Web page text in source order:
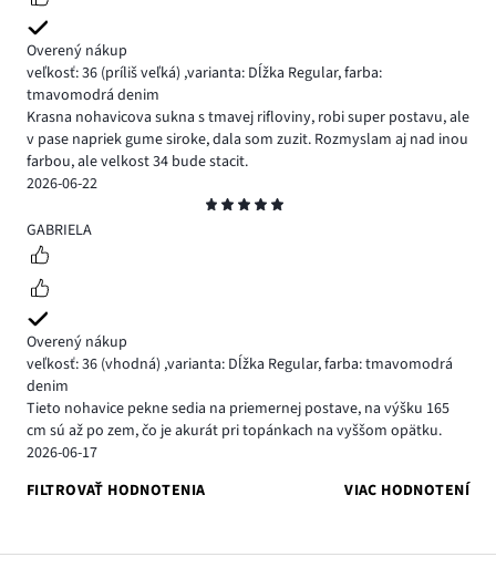
Overený nákup
veľkosť: 36 (príliš veľká) ,varianta: Dĺžka Regular,farba:
tmavomodrá denim
Krasna nohavicova sukna s tmavej rifloviny, robi super postavu, ale
v pase napriek gume siroke, dala som zuzit. Rozmyslam aj nad inou
farbou, ale velkost 34 bude stacit.
2026-06-22
5
GABRIELA
Overený nákup
veľkosť: 36 (vhodná) ,varianta: Dĺžka Regular,farba: tmavomodrá
denim
Tieto nohavice pekne sedia na priemernej postave, na výšku 165
cm sú až po zem, čo je akurát pri topánkach na vyššom opätku.
2026-06-17
FILTROVAŤ HODNOTENIA
VIAC HODNOTENÍ